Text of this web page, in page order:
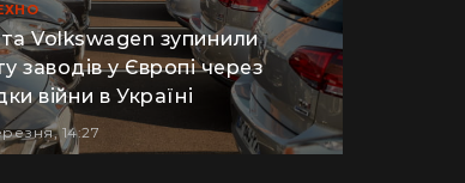
не посаджу": як кияни
хату в Карпатах на райський
в село: блогерка продала
"єВідновлення" та купила дім
Volkswagen зупинили
заводів у Європі через
війни в Україні
14:27